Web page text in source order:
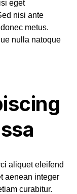
eget
nisi ante
metus.
nulla natoque
aliquet eleifend
aenean integer
curabitur.